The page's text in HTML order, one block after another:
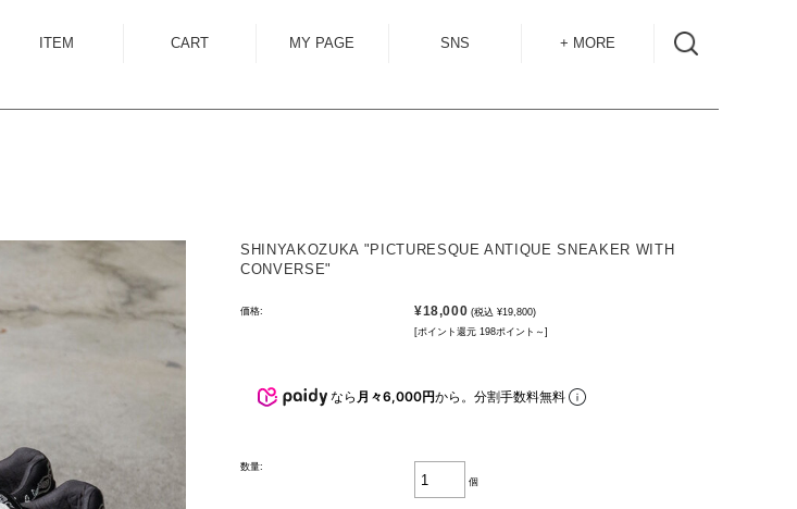
ITEM
CUTSEWN
HAT/CAP
BAG
SHOES
CART MY PAGE SNS + MORE
CONTACT
SHINYAKOZUKA "PICTURESQUE ANTIQUE SNEAKER WITH
CONVERSE"
価格: ¥18,000 (税込 ¥19,800)
[ポイント還元 198ポイント～]
なら 月々6,000円から。分割手数料無料
数量:
個